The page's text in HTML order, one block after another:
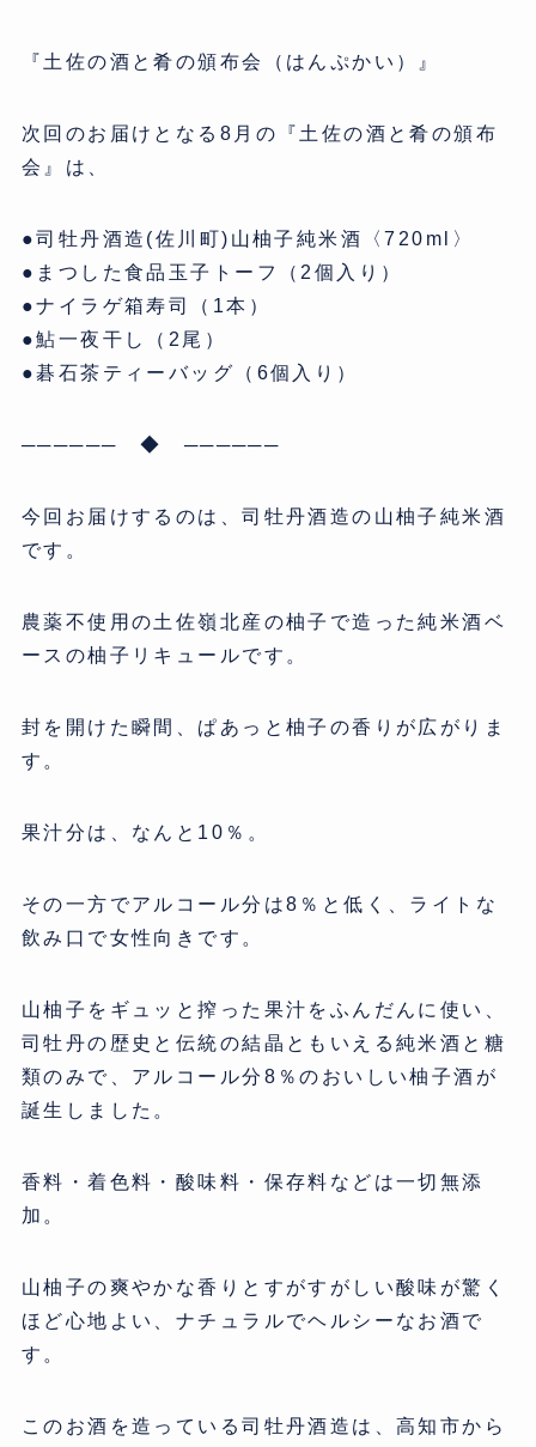
『土佐の酒と肴の頒布会（はんぷかい）』
次回のお届けとなる8月の『土佐の酒と肴の頒布
会』は、
●司牡丹酒造(佐川町)山柚子純米酒〈720ml〉
●まつした食品玉子トーフ（2個入り）
●ナイラゲ箱寿司（1本）
●鮎一夜干し（2尾）
●碁石茶ティーバッグ（6個入り）
────── ◆ ──────
今回お届けするのは、司牡丹酒造の山柚子純米酒
です。
農薬不使用の土佐嶺北産の柚子で造った純米酒ベ
ースの柚子リキュールです。
封を開けた瞬間、ぱあっと柚子の香りが広がりま
す。
果汁分は、なんと10％。
その一方でアルコール分は8％と低く、ライトな
飲み口で女性向きです。
山柚子をギュッと搾った果汁をふんだんに使い、
司牡丹の歴史と伝統の結晶ともいえる純米酒と糖
類のみで、アルコール分8％のおいしい柚子酒が
誕生しました。
香料・着色料・酸味料・保存料などは一切無添
加。
山柚子の爽やかな香りとすがすがしい酸味が驚く
ほど心地よい、ナチュラルでヘルシーなお酒で
す。
このお酒を造っている司牡丹酒造は、高知市から